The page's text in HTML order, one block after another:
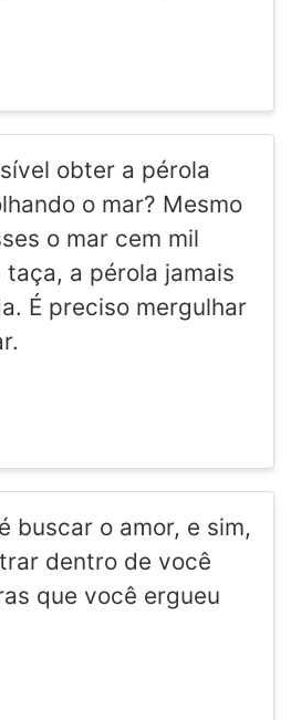
obter a pérola
o mar? Mesmo
o mar cem mil
taça, a pérola jamais
É preciso mergulhar
buscar o amor, e sim,
dentro de você
que você ergueu